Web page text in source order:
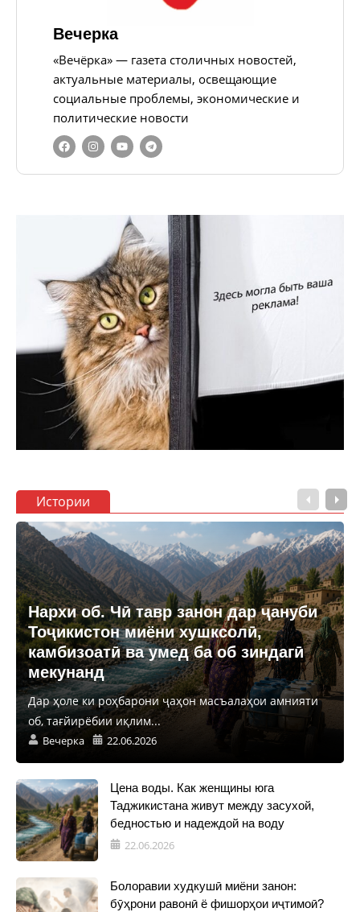
Вечерка
«Вечёрка» — газета столичных новостей,
актуальные материалы, освещающие
социальные проблемы, экономические и
политические новости
Истории
Нархи об. Чӣ тавр занон дар ҷануби
Тоҷикистон миёни хушксолӣ,
камбизоатӣ ва умед ба об зиндагӣ
мекунанд
Дар ҳоле ки роҳбарони ҷаҳон масъалаҳои амнияти
об, тағйирёбии иқлим...
Вечерка 22.06.2026
Цена воды. Как женщины юга
Таджикистана живут между засухой,
бедностью и надеждой на воду
22.06.2026
Болоравии худкушӣ миёни занон:
бӯҳрони равонӣ ё фишорҳои иҷтимоӣ?